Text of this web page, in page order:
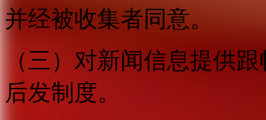
并经被收集者同意。
（三）对新闻信息提供
后发制度。